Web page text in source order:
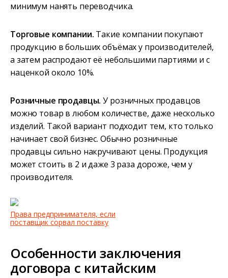
минимум нанять переводчика.
Торговые компании. Такие компании покупают
продукцию в больших объёмах у производителей,
а затем распродают её небольшими партиями и с
наценкой около 10%.
Розничные продавцы. У розничных продавцов
можно товар в любом количестве, даже несколько
изделий. Такой вариант подходит тем, кто только
начинает свой бизнес. Обычно розничные
продавцы сильно накручивают цены. Продукция
может стоить в 2 и даже 3 раза дороже, чем у
производителя.
Права предпринимателя, если
поставщик сорвал поставку
Особенности заключения
договора с китайским